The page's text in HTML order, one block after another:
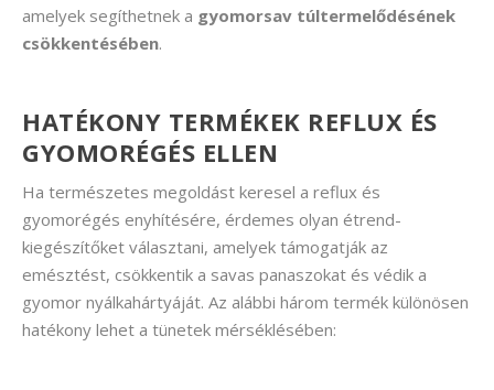
amelyek segíthetnek a gyomorsav túltermelődésének
csökkentésében.
HATÉKONY TERMÉKEK REFLUX ÉS
GYOMORÉGÉS ELLEN
Ha természetes megoldást keresel a reflux és
gyomorégés enyhítésére, érdemes olyan étrend-
kiegészítőket választani, amelyek támogatják az
emésztést, csökkentik a savas panaszokat és védik a
gyomor nyálkahártyáját. Az alábbi három termék különösen
hatékony lehet a tünetek mérséklésében: